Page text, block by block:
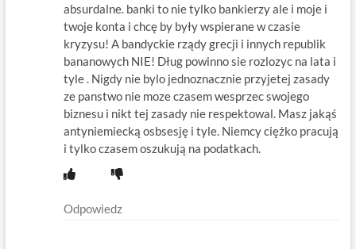
absurdalne. banki to nie tylko bankierzy ale i moje i
twoje konta i chcę by były wspierane w czasie
kryzysu! A bandyckie rządy grecji i innych republik
bananowych NIE! Dług powinno sie rozlozyc na lata i
tyle . Nigdy nie bylo jednoznacznie przyjetej zasady
ze panstwo nie moze czasem wesprzec swojego
biznesu i nikt tej zasady nie respektowal. Masz jakąś
antyniemiecką osbsesję i tyle. Niemcy ciężko pracują
i tylko czasem oszukują na podatkach.
Odpowiedz